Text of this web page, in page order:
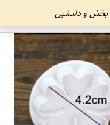
بخش و دلنشین